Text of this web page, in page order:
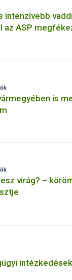
intenzívebb
az ASP
is
virág? –